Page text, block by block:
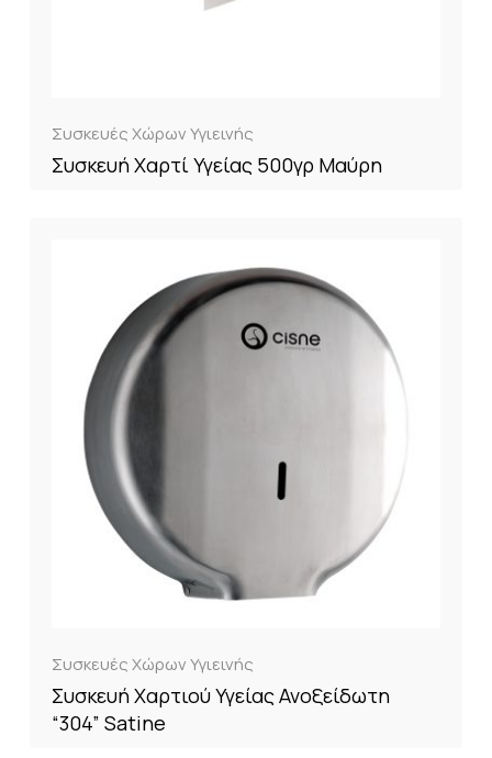
Συσκευές Χώρων Υγιεινής
Συσκευή Χαρτί Υγείας 500γρ Μαύρη
Συσκευές Χώρων Υγιεινής
Συσκευή Χαρτιού Υγείας Ανοξείδωτη
“304” Satine